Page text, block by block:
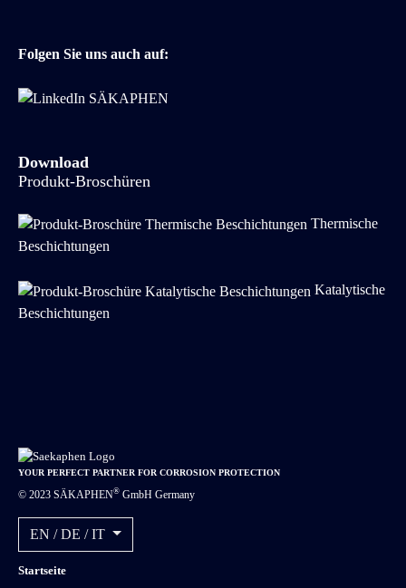
Folgen Sie uns auch auf:
Download
Produkt-Broschüren
Thermische
Beschichtungen
Katalytische
Beschichtungen
YOUR PERFECT PARTNER FOR CORROSION PROTECTION
© 2023 SÄKAPHEN® GmbH Germany
EN / DE / IT
Startseite